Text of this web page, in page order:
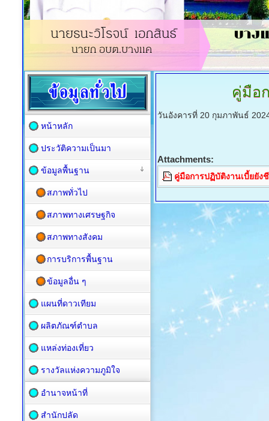
คู่มือ
วันอังคารที่ 20 กุมภาพันธ์
Attachments:
คู่มือการปฏิบัติงานเบี้ยยัง
หน้าหลัก
ประวัติความเป็นมา
ข้อมูลพื้นฐาน
สภาพทั่วไป
สภาพทางเศรษฐกิจ
สภาพทางสังคม
การบริการพื้นฐาน
ข้อมูลอื่น ๆ
แผนที่ดาวเทียม
ผลิตภัณฑ์ตำบล
แหล่งท่องเที่ยว
รางวัลแห่งความภูมิใจ
อำนาจหน้าที่
สำนักปลัด